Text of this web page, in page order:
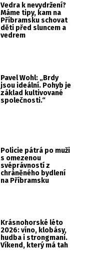
Vedra k nevydržení?
Máme tipy, kam na
Příbramsku schovat
děti před sluncem a
vedrem
Pavel Wohl: „Brdy
jsou ideální. Pohyb je
základ kultivované
společnosti.“
Policie pátrá po muži
s omezenou
svéprávností z
chráněného bydlení
na Příbramsku
Krásnohorské léto
2026: víno, klobásy,
hudba i strongmani.
Víkend, který má tah